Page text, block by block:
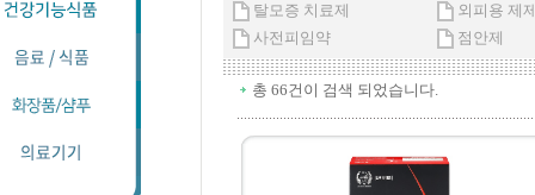
탈모증 치료제
외피용 제
사전피임약
점안제
총 66건이 검색 되었습니다.